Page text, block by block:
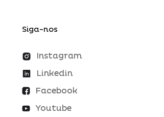
Siga-nos
Instagram
Linkedin
Facebook
Youtube